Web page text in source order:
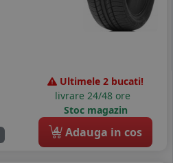
Ultimele 2 bucati!
livrare 24/48 ore
Stoc magazin
4 Adauga in cos